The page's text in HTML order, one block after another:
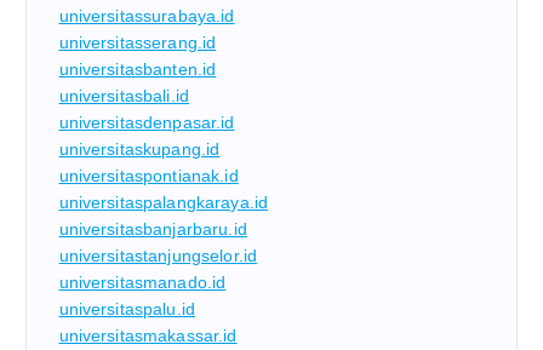
universitassurabaya.id
universitasserang.id
universitasbanten.id
universitasbali.id
universitasdenpasar.id
universitaskupang.id
universitaspontianak.id
universitaspalangkaraya.id
universitasbanjarbaru.id
universitastanjungselor.id
universitasmanado.id
universitaspalu.id
universitasmakassar.id